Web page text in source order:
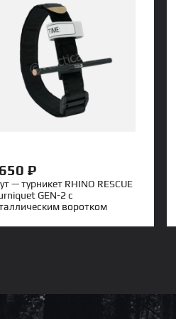
Обувь
Тактические ботинки и
армейские берцы
Туризм
Посуда
— турникет RHINO RESCUE
GEN-2 с
воротком
₽